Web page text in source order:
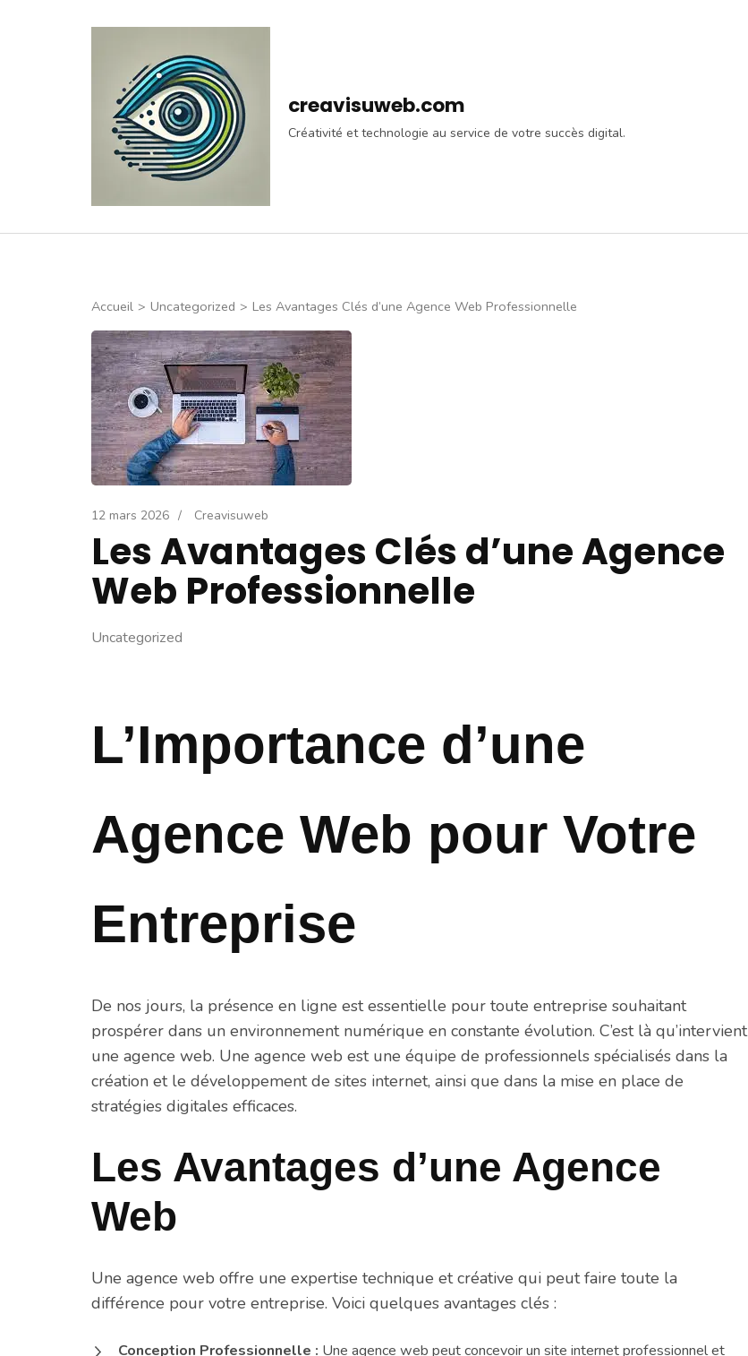
creavisuweb.com
Créativité et technologie au service de votre succès digital.
Accueil > Uncategorized > Les Avantages Clés d’une Agence Web Professionnelle
12 mars 2026 / Creavisuweb
Les Avantages Clés d’une Agence
Web Professionnelle
Uncategorized
L’Importance d’une
Agence Web pour Votre
Entreprise
De nos jours, la présence en ligne est essentielle pour toute entreprise souhaitant
prospérer dans un environnement numérique en constante évolution. C’est là qu’intervient
une agence web. Une agence web est une équipe de professionnels spécialisés dans la
création et le développement de sites internet, ainsi que dans la mise en place de
stratégies digitales efficaces.
Les Avantages d’une Agence
Web
Une agence web offre une expertise technique et créative qui peut faire toute la
différence pour votre entreprise. Voici quelques avantages clés :
Conception Professionnelle : Une agence web peut concevoir un site internet professionnel et